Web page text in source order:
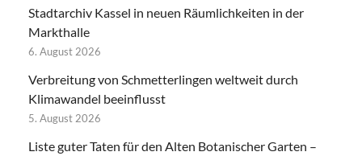
Stadtarchiv Kassel in neuen Räumlichkeiten in der
Markthalle
6. August 2026
Verbreitung von Schmetterlingen weltweit durch
Klimawandel beeinflusst
5. August 2026
Liste guter Taten für den Alten Botanischer Garten –